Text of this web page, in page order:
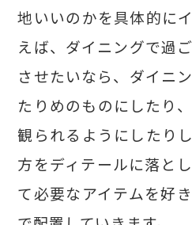
地いいのかを具体的に
えば、ダイニングで過
させたいなら、ダイニ
たりめのものにしたり
観られるようにしたり
方をディテールに落と
て必要なアイテムを好